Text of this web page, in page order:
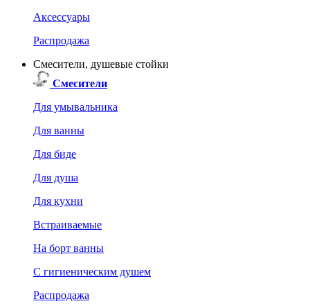
Аксессуары
Распродажа
Смесители, душевые стойки
Смесители
Для умывальника
Для ванны
Для биде
Для душа
Для кухни
Встраиваемые
На борт ванны
C гигиеническим душем
Распродажа